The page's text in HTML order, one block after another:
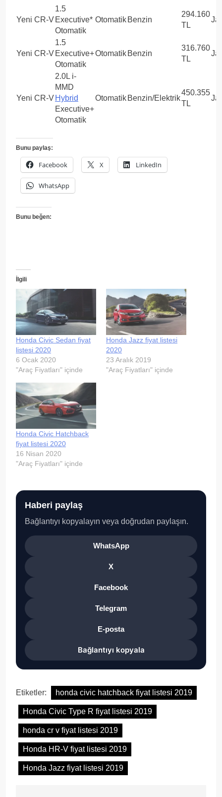
Yeni CR-V
1.5
Executive*
Otomatik
Otomatik Benzin
294.160
TL
Yeni CR-V
1.5
Executive+
Otomatik
Otomatik Benzin
316.760
TL
Yeni CR-V
2.0L i-
MMD
Hybrid
Executive+
Otomatik
Otomatik Benzin/Elektrik
450.355
TL
Bunu paylaş:
Facebook X LinkedIn
WhatsApp
Bunu beğen:
İlgili
Honda Civic Sedan fiyat
listesi 2020
6 Ocak 2020
"Araç Fiyatları" içinde
Honda Jazz fiyat listesi
2020
23 Aralık 2019
"Araç Fiyatları" içinde
Honda Civic Hatchback
fiyat listesi 2020
16 Nisan 2020
"Araç Fiyatları" içinde
Haberi paylaş
Bağlantıyı kopyalayın veya doğrudan paylaşın.
WhatsApp
X
Facebook
Telegram
E-posta
Bağlantıyı kopyala
Etiketler: honda civic hatchback fiyat listesi 2019
Honda Civic Type R fiyat listesi 2019
honda cr v fiyat listesi 2019
Honda HR-V fiyat listesi 2019
Honda Jazz fiyat listesi 2019